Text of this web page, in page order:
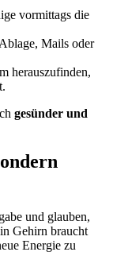
vormittags die
Mails oder
herauszufinden,
gesünder und
und glauben,
Gehirn braucht
Energie zu